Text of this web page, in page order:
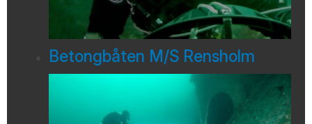
Betongbåten M/S Rensholm